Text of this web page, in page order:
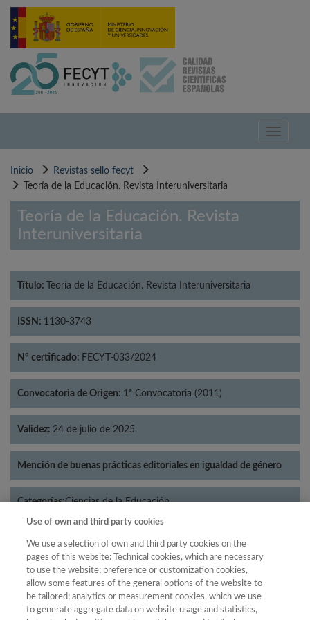
Pasar
contenido
Toggle
Inicio
Revistas sello fecyt
Teoría de la Educación. Revista Interuniversitaria
Teoría de la Educación. Revista
Interuniversitaria
Título: Teoría de la Educación. Revista Interuniversitaria
ISSN: 1130-3743
Nº certificado: FECYT-033/2024
Convocatoria de Origen: 1ª Convocatoria (2011)
Validez: 24 de julio de 2025
Mención de buenas prácticas editoriales en igualdad de género
Categorías:Ciencias de la Educación
Año
Año Filtrar
Use of own and third party cookies
We use a selection of own and third party cookies on the
pages of this website: Technical cookies, which are necessary
to use the website; preference or customization cookies,
allow some features of the general options of the website to
be tailored; analytics or measurement cookies, which we use
to generate aggregate data on website usage and statistics,